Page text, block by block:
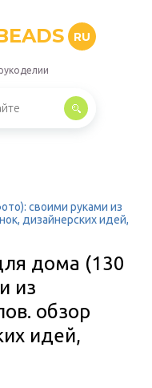
RU
своими руками из
дизайнерских идей,
дома (130
из
обзор
идей,